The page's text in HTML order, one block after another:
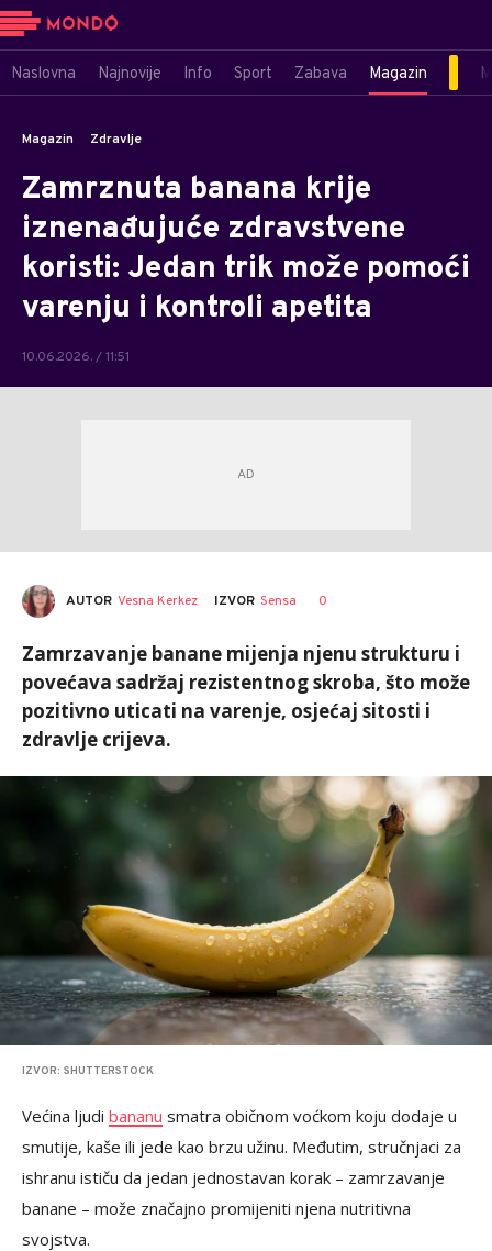
Naslovna Najnovije Info Sport Zabava Magazin
Magazin Zdravlje
Zamrznuta banana krije
iznenađujuće zdravstvene
koristi: Jedan trik može pomoći
varenju i kontroli apetita
10.06.2026. / 11:51
AUTOR Vesna Kerkez IZVOR Sensa 0
Zamrzavanje banane mijenja njenu strukturu i
povećava sadržaj rezistentnog skroba, što može
pozitivno uticati na varenje, osjećaj sitosti i
zdravlje crijeva.
IZVOR: SHUTTERSTOCK
Većina ljudi bananu smatra običnom voćkom koju dodaje u
smutije, kaše ili jede kao brzu užinu. Međutim, stručnjaci za
ishranu ističu da jedan jednostavan korak – zamrzavanje
banane – može značajno promijeniti njena nutritivna
svojstva.